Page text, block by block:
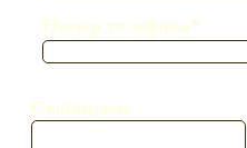
Номер телефона*
Сообщение